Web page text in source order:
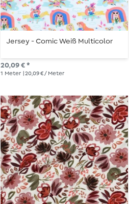
Jersey - Comic Weiß Multicolor
20,09 € *
1 Meter | 20,09 € / Meter